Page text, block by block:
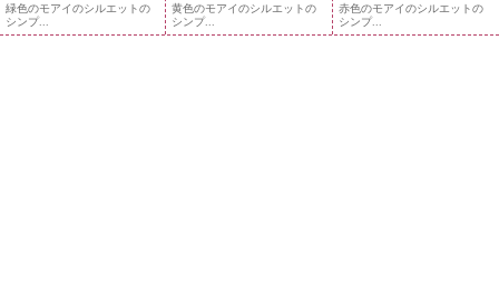
緑色のモアイのシルエットの
シンプ...
黄色のモアイのシルエットの
シンプ...
赤色のモアイのシルエットの
シンプ...